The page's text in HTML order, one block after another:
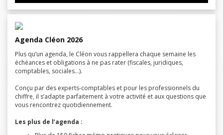
Agenda Cléon 2026
Plus qu’un agenda, le Cléon vous rappellera chaque semaine les
échéances et obligations à ne pas rater (fiscales, juridiques,
comptables, sociales…).
Conçu par des experts-comptables et pour les professionnels du
chiffre, il s’adapte parfaitement à votre activité et aux questions que
vous rencontrez quotidiennement.
Les plus de l’agenda :